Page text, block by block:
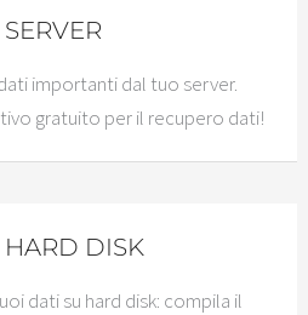
importanti dal tuo server.
gratuito per il recupero dati!
HARD DISK
dati su hard disk: compila il